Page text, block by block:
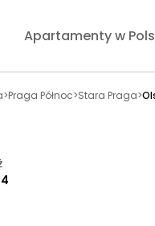
Apartamenty w
>Praga Północ>Stara Praga>